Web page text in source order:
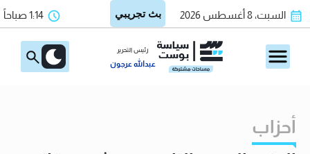
السبت، 8 أغسطس 2026 1:14 صباحاً
رئيس التحرير
عبدالله عرجون
أحزاب